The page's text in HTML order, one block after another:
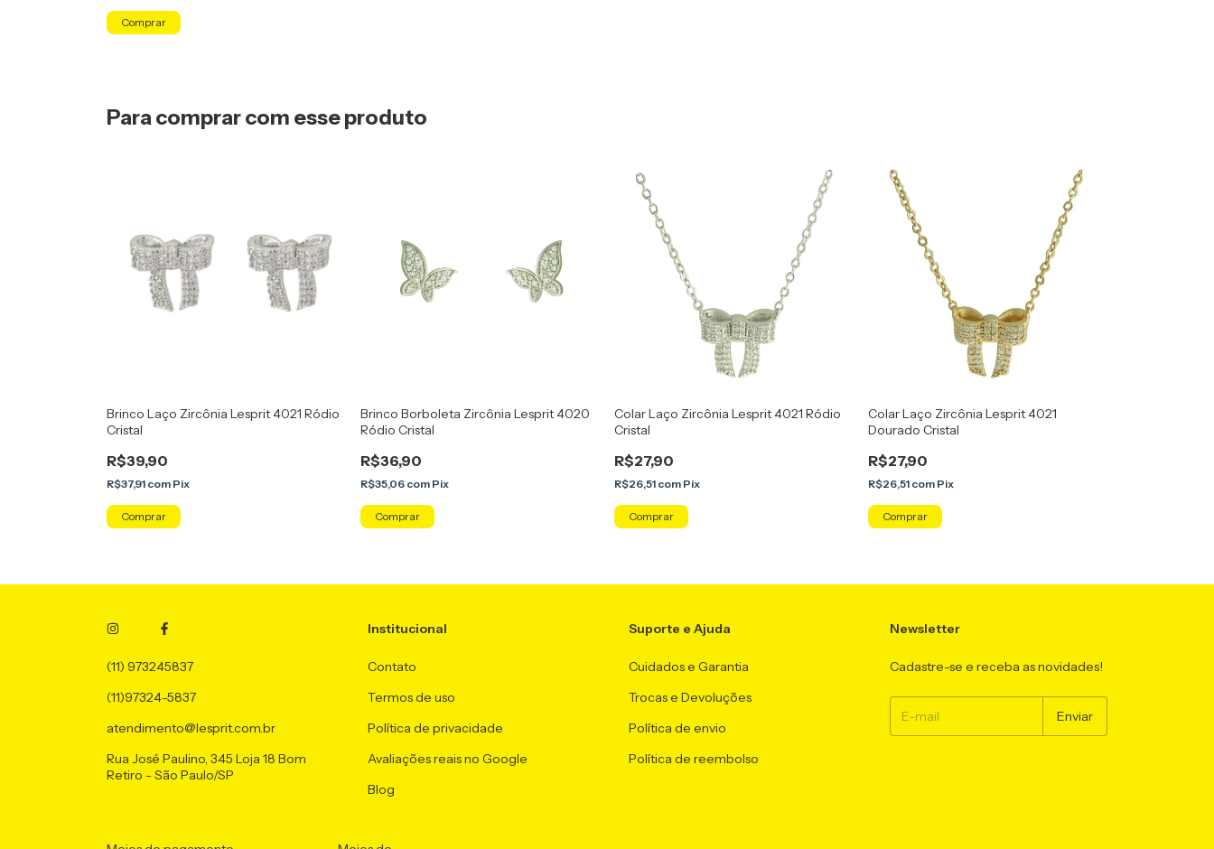
Comprar
Para comprar com esse produto
Brinco Laço Zircônia Lesprit 4021 Ródio
Cristal
R$39,90
R$37,91 com Pix
Brinco Borboleta Zircônia Lesprit 4020
Ródio Cristal
R$36,90
R$35,06 com Pix
Colar Laço Zircônia Lesprit 4021 Ródio
Cristal
R$27,90
R$26,51 com Pix
Colar Laço Zircônia Lesprit 4021
Dourado Cristal
R$27,90
R$26,51 com Pix
(11) 973245837
(11)97324-5837
atendimento@lesprit.com.br
Rua José Paulino, 345 Loja 18 Bom
Retiro - São Paulo/SP
Institucional
Contato
Termos de uso
Política de privacidade
Avaliações reais no Google
Blog
Suporte e Ajuda
Cuidados e Garantia
Trocas e Devoluções
Política de envio
Política de reembolso
Newsletter
Cadastre-se e receba as novidades!